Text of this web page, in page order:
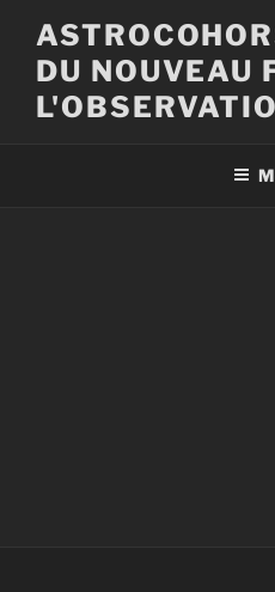
contenu
principal
DU NOUVEAU